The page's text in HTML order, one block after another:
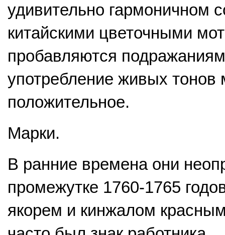
удивительно гармоничном
китайскими цветочными
пробавляются
употребление живых тонов
положительное.
Марки.
В ранние времена они
промежутке 1760-1765
якорем и кинжалом